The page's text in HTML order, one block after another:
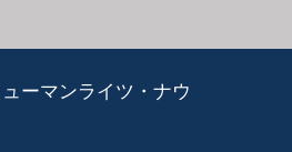
ーマンライツ・ナウ